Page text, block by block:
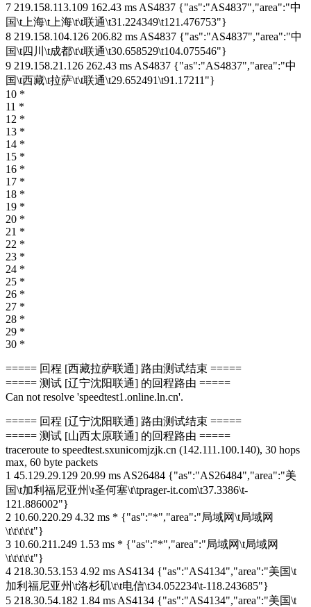
7 219.158.113.109 162.43 ms AS4837 {"as":"AS4837","area":"中
国\t上海\t上海\t\t联通\t31.224349\t121.476753"}
8 219.158.104.126 206.82 ms AS4837 {"as":"AS4837","area":"中
国\t四川\t成都\t\t联通\t30.658529\t104.075546"}
9 219.158.21.126 262.43 ms AS4837 {"as":"AS4837","area":"中
国\t西藏\t拉萨\t\t联通\t29.652491\t91.17211"}
10 *
11 *
12 *
13 *
14 *
15 *
16 *
17 *
18 *
19 *
20 *
21 *
22 *
23 *
24 *
25 *
26 *
27 *
28 *
29 *
30 *
===== 回程 [西藏拉萨联通] 路由测试结束 =====
===== 测试 [辽宁沈阳联通] 的回程路由 =====
Can not resolve 'speedtest1.online.ln.cn'.
===== 回程 [辽宁沈阳联通] 路由测试结束 =====
===== 测试 [山西太原联通] 的回程路由 =====
traceroute to speedtest.sxunicomjzjk.cn (142.111.100.140), 30 hops
max, 60 byte packets
1 45.129.29.129 20.99 ms AS26484 {"as":"AS26484","area":"美
国\t加利福尼亚州\t圣何塞\t\tprager-it.com\t37.3386\t-
121.886002"}
2 10.60.220.29 4.32 ms * {"as":"*","area":"局域网\t局域网
\t\t\t\t\t"}
3 10.60.211.249 1.53 ms * {"as":"*","area":"局域网\t局域网
\t\t\t\t\t"}
4 218.30.53.153 4.92 ms AS4134 {"as":"AS4134","area":"美国\t
加利福尼亚州\t洛杉矶\t\t电信\t34.052234\t-118.243685"}
5 218.30.54.182 1.84 ms AS4134 {"as":"AS4134","area":"美国\t